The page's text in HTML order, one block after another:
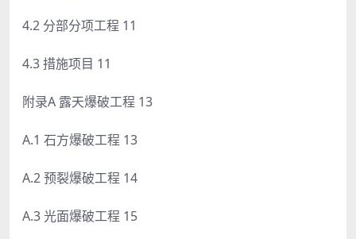
4.2 分部分项工程 11
4.3 措施项目 11
附录A 露天爆破工程 13
A.1 石方爆破工程 13
A.2 预裂爆破工程 14
A.3 光面爆破工程 15